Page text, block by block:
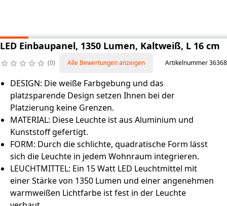
LED Einbaupanel, 1350 Lumen, Kaltweiß, L 16 cm
0 Alle Bewertungen anzeigen Artikelnummer 36368
DESIGN: Die weiße Farbgebung und das
platzsparende Design setzen Ihnen bei der
Platzierung keine Grenzen.
MATERIAL: Diese Leuchte ist aus Aluminium und
Kunststoff gefertigt.
FORM: Durch die schlichte, quadratische Form lässt
sich die Leuchte in jedem Wohnraum integrieren.
LEUCHTMITTEL: Ein 15 Watt LED Leuchtmittel mit
einer Stärke von 1350 Lumen und einer angenehmen
warmweißen Lichtfarbe ist fest in der Leuchte